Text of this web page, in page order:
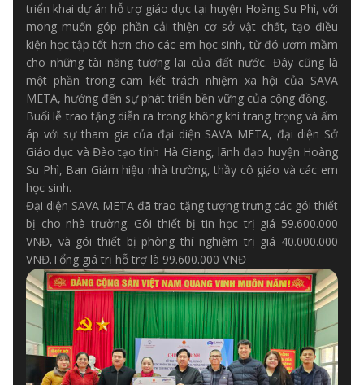
triển khai dự án hỗ trợ giáo dục tại huyện Hoàng Su Phì, với
mong muốn góp phần cải thiện cơ sở vật chất, tạo điều
kiện học tập tốt hơn cho các em học sinh, từ đó ươm mầm
cho những tài năng tương lai của đất nước. Đây cũng là
một phần trong cam kết trách nhiệm xã hội của SAVA
META, hướng đến sự phát triển bền vững của cộng đồng.
Buổi lễ trao tặng diễn ra trong không khí trang trọng và ấm
áp với sự tham gia của đại diện SAVA META, đại diện Sở
Giáo dục và Đào tạo tỉnh Hà Giang, lãnh đạo huyện Hoàng
Su Phì, Ban Giám hiệu nhà trường, thầy cô giáo và các em
học sinh.
Đại diện SAVA META đã trao tặng tượng trưng các gói thiết
bị cho nhà trường. Gói thiết bị tin học trị giá 59.600.000
VNĐ, và gói thiết bị phòng thí nghiệm trị giá 40.000.000
VNĐ.Tổng giá trị hỗ trợ là 99.600.000 VNĐ